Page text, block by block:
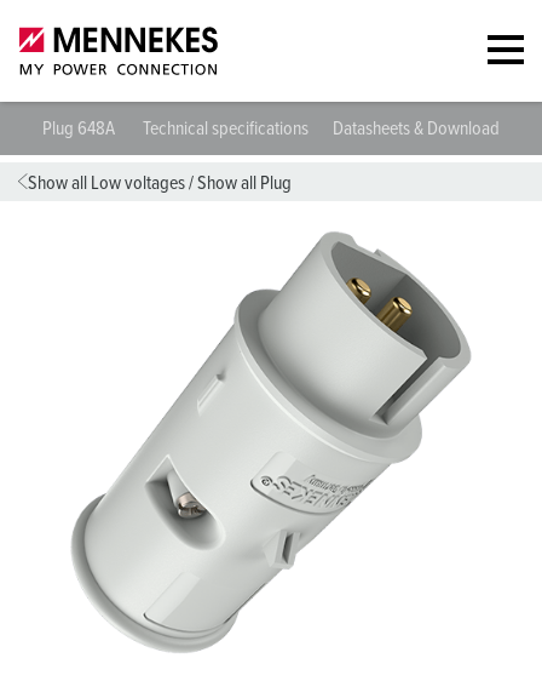
Plug 648A Technical specifications Datasheets & Downloads
Show all Low voltages/Show all Plug